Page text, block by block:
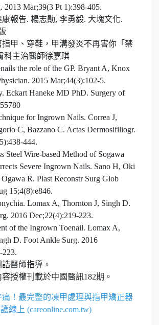
2013 Mar;39(3 Pt 1):398-405.
報告. 楊志勛, 李勇毅. 大塊文化.
指甲、穿鞋，甲溝發炎不再害你「禁
科主治醫師徐嘉琪
the role of the GP. Bryant A, Knox
2015 Mar;44(3):102-5.
Eckart Haneke MD PhD. Surgery of
for Ingrown Nails. Correa J,
C, Bazzano C. Actas Dermosifiliogr.
444.
Steel Wire-based Method of Sogawa
Severe Ingrown Nails. Sano H, Oki
R. Plast Reconstr Surg Glob
15;4(8):e846.
Lomax A, Thornton J, Singh D.
2016 Dec;22(4):219-223.
of the Ingrown Toenail. Lomax A,
D. Foot Ankle Surg. 2016
223.
醫師指導。
授權刊載於中國醫訊182期。
痛！最完整的凍甲處理與指甲矯正器
線上 (careonline.com.tw)